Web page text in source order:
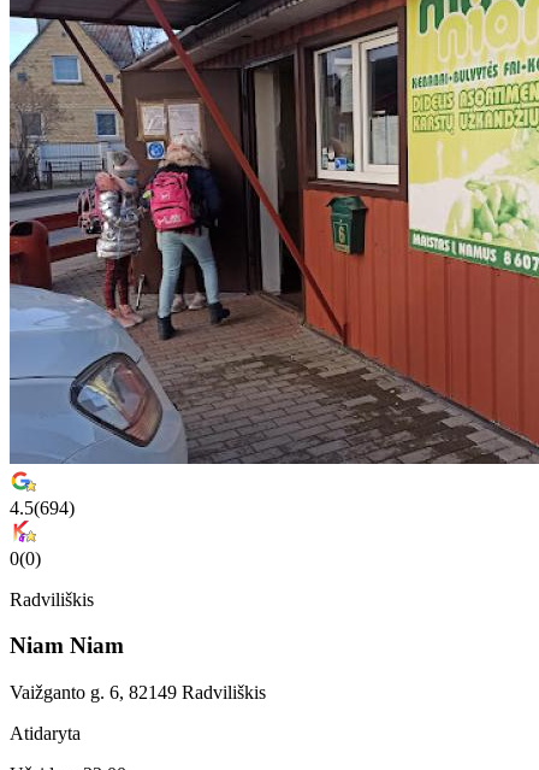
4.5(694)
0(0)
Radviliškis
Niam Niam
Vaižganto g. 6, 82149 Radviliškis
Atidaryta